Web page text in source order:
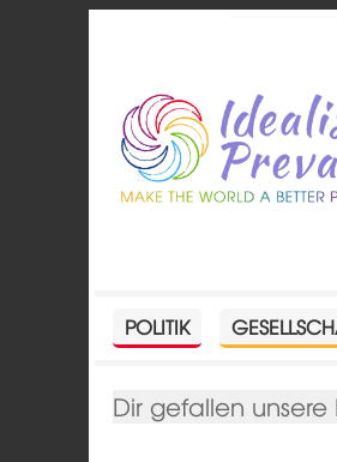
POLITIK
Dir gefallen